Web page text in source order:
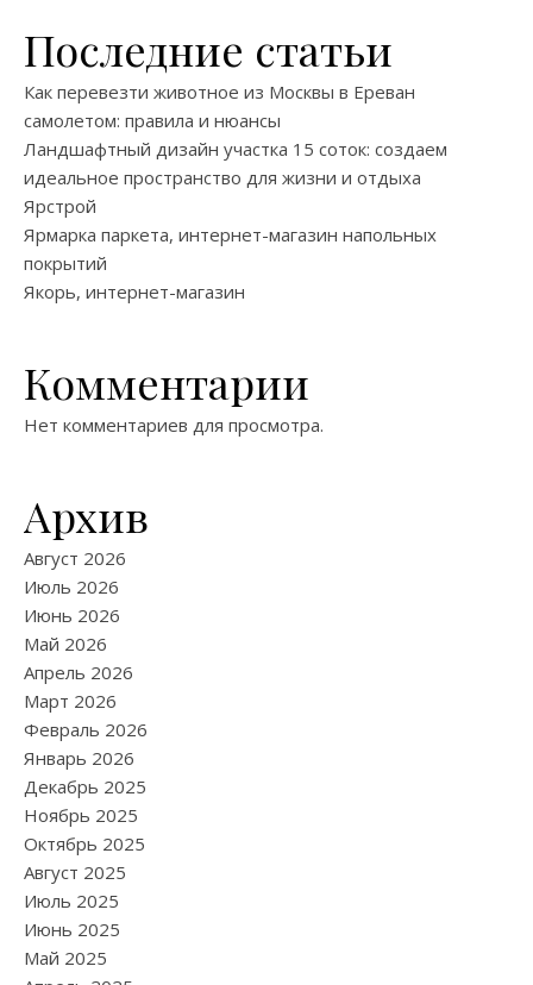
Последние статьи
Как перевезти животное из Москвы в Ереван
самолетом: правила и нюансы
Ландшафтный дизайн участка 15 соток: создаем
идеальное пространство для жизни и отдыха
Ярстрой
Ярмарка паркета, интернет-магазин напольных
покрытий
Якорь, интернет-магазин
Комментарии
Нет комментариев для просмотра.
Архив
Август 2026
Июль 2026
Июнь 2026
Май 2026
Апрель 2026
Март 2026
Февраль 2026
Январь 2026
Декабрь 2025
Ноябрь 2025
Октябрь 2025
Август 2025
Июль 2025
Июнь 2025
Май 2025